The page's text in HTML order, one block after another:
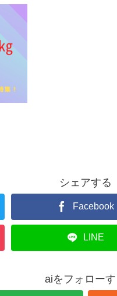
シェアする
Facebook
LINE
aiをフォローす